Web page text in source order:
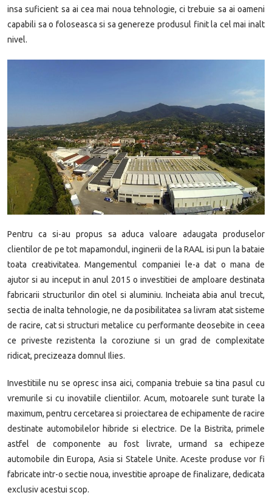
insa suficient sa ai cea mai noua tehnologie, ci trebuie sa ai oameni
capabili sa o foloseasca si sa genereze produsul finit la cel mai inalt
nivel.
Pentru ca si-au propus sa aduca valoare adaugata produselor
clientilor de pe tot mapamondul, inginerii de la RAAL isi pun la bataie
toata creativitatea. Mangementul companiei le-a dat o mana de
ajutor si au inceput in anul 2015 o investitiei de amploare destinata
fabricarii structurilor din otel si aluminiu. Incheiata abia anul trecut,
sectia de inalta tehnologie, ne da posibilitatea sa livram atat sisteme
de racire, cat si structuri metalice cu performante deosebite in ceea
ce priveste rezistenta la coroziune si un grad de complexitate
ridicat, precizeaza domnul Ilies.
Investitiile nu se opresc insa aici, compania trebuie sa tina pasul cu
vremurile si cu inovatiile clientiilor. Acum, motoarele sunt turate la
maximum, pentru cercetarea si proiectarea de echipamente de racire
destinate automobilelor hibride si electrice. De la Bistrita, primele
astfel de componente au fost livrate, urmand sa echipeze
automobile din Europa, Asia si Statele Unite. Aceste produse vor fi
fabricate intr-o sectie noua, investitie aproape de finalizare, dedicata
exclusiv acestui scop.